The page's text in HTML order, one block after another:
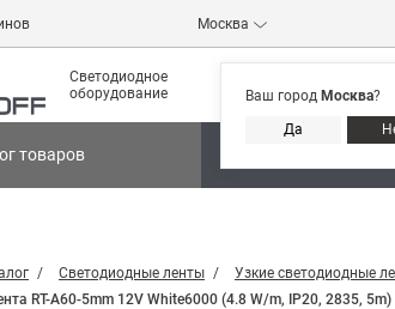
Москва
Ваш город Москва?
Да
Светодиодное
оборудование
товаров
Светодиодные ленты Узкие светодиодные
RT-A60-5mm 12V White6000 (4.8 W/m, IP20, 2835,